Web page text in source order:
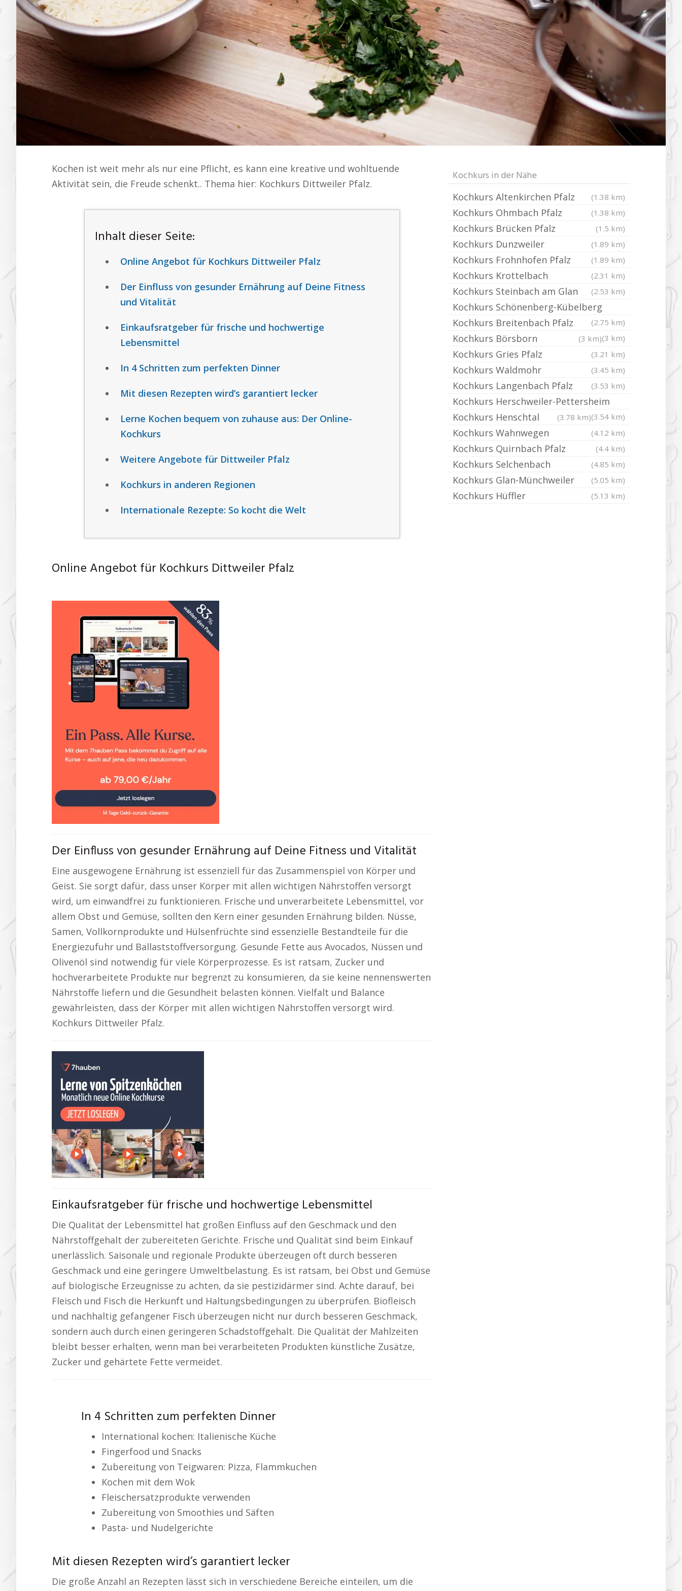
Kochen ist weit mehr als nur eine Pflicht, es kann eine kreative und wohltuende
Aktivität sein, die Freude schenkt.. Thema hier: Kochkurs Dittweiler Pfalz.
Inhalt dieser Seite:
Online Angebot für Kochkurs Dittweiler Pfalz
Der Einfluss von gesunder Ernährung auf Deine Fitness
und Vitalität
Einkaufsratgeber für frische und hochwertige
Lebensmittel
In 4 Schritten zum perfekten Dinner
Mit diesen Rezepten wird’s garantiert lecker
Lerne Kochen bequem von zuhause aus: Der Online-
Kochkurs
Weitere Angebote für Dittweiler Pfalz
Kochkurs in anderen Regionen
Internationale Rezepte: So kocht die Welt
Online Angebot für Kochkurs Dittweiler Pfalz
Der Einfluss von gesunder Ernährung auf Deine Fitness und Vitalität
Eine ausgewogene Ernährung ist essenziell für das Zusammenspiel von Körper und
Geist. Sie sorgt dafür, dass unser Körper mit allen wichtigen Nährstoffen versorgt
wird, um einwandfrei zu funktionieren. Frische und unverarbeitete Lebensmittel, vor
allem Obst und Gemüse, sollten den Kern einer gesunden Ernährung bilden. Nüsse,
Samen, Vollkornprodukte und Hülsenfrüchte sind essenzielle Bestandteile für die
Energiezufuhr und Ballaststoffversorgung. Gesunde Fette aus Avocados, Nüssen und
Olivenöl sind notwendig für viele Körperprozesse. Es ist ratsam, Zucker und
hochverarbeitete Produkte nur begrenzt zu konsumieren, da sie keine nennenswerten
Nährstoffe liefern und die Gesundheit belasten können. Vielfalt und Balance
gewährleisten, dass der Körper mit allen wichtigen Nährstoffen versorgt wird.
Kochkurs Dittweiler Pfalz.
Einkaufsratgeber für frische und hochwertige Lebensmittel
Die Qualität der Lebensmittel hat großen Einfluss auf den Geschmack und den
Nährstoffgehalt der zubereiteten Gerichte. Frische und Qualität sind beim Einkauf
unerlässlich. Saisonale und regionale Produkte überzeugen oft durch besseren
Geschmack und eine geringere Umweltbelastung. Es ist ratsam, bei Obst und Gemüse
auf biologische Erzeugnisse zu achten, da sie pestizidärmer sind. Achte darauf, bei
Fleisch und Fisch die Herkunft und Haltungsbedingungen zu überprüfen. Biofleisch
und nachhaltig gefangener Fisch überzeugen nicht nur durch besseren Geschmack,
sondern auch durch einen geringeren Schadstoffgehalt. Die Qualität der Mahlzeiten
bleibt besser erhalten, wenn man bei verarbeiteten Produkten künstliche Zusätze,
Zucker und gehärtete Fette vermeidet.
In 4 Schritten zum perfekten Dinner
International kochen: Italienische Küche
Fingerfood und Snacks
Zubereitung von Teigwaren: Pizza, Flammkuchen
Kochen mit dem Wok
Fleischersatzprodukte verwenden
Zubereitung von Smoothies und Säften
Pasta- und Nudelgerichte
Mit diesen Rezepten wird’s garantiert lecker
Die große Anzahl an Rezepten lässt sich in verschiedene Bereiche einteilen, um die
Kochkurs in der Nähe
Kochkurs Altenkirchen Pfalz (1.38 km)
Kochkurs Ohmbach Pfalz (1.38 km)
Kochkurs Brücken Pfalz (1.5 km)
Kochkurs Dunzweiler (1.89 km)
Kochkurs Frohnhofen Pfalz (1.89 km)
Kochkurs Krottelbach (2.31 km)
Kochkurs Steinbach am Glan (2.53 km)
Kochkurs Schönenberg-Kübelberg
(2.75 km)
Kochkurs Breitenbach Pfalz
(3 km)
Kochkurs Börsborn (3 km)
Kochkurs Gries Pfalz (3.21 km)
Kochkurs Waldmohr (3.45 km)
Kochkurs Langenbach Pfalz (3.53 km)
Kochkurs Herschweiler-Pettersheim
(3.54 km)
Kochkurs Henschtal (3.78 km)
Kochkurs Wahnwegen (4.12 km)
Kochkurs Quirnbach Pfalz (4.4 km)
Kochkurs Selchenbach (4.85 km)
Kochkurs Glan-Münchweiler (5.05 km)
Kochkurs Hüffler (5.13 km)